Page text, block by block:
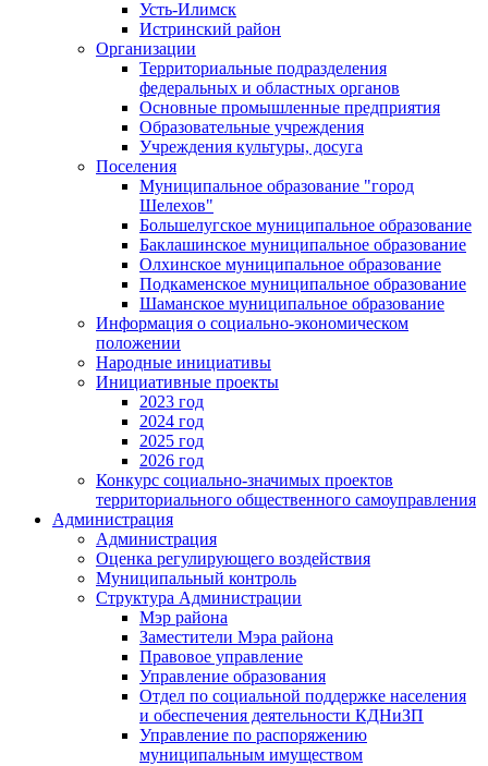
Усть-Илимск
Истринский район
Организации
Территориальные подразделения
федеральных и областных органов
Основные промышленные предприятия
Образовательные учреждения
Учреждения культуры, досуга
Поселения
Муниципальное образование "город
Шелехов"
Большелугское муниципальное образование
Баклашинское муниципальное образование
Олхинское муниципальное образование
Подкаменское муниципальное образование
Шаманское муниципальное образование
Информация о социально-экономическом
положении
Народные инициативы
Инициативные проекты
2023 год
2024 год
2025 год
2026 год
Конкурс социально-значимых проектов
территориального общественного самоуправления
Администрация
Администрация
Оценка регулирующего воздействия
Муниципальный контроль
Структура Администрации
Мэр района
Заместители Мэра района
Правовое управление
Управление образования
Отдел по социальной поддержке населения
и обеспечения деятельности КДНиЗП
Управление по распоряжению
муниципальным имуществом